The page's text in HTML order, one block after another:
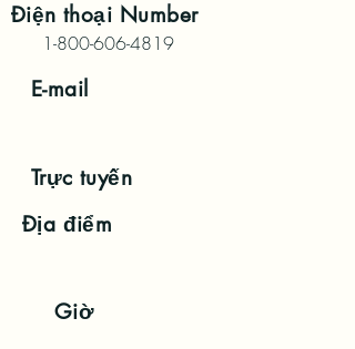
Điện thoại Number
1-800-606-4819
E-mail
Trực tuyến
Địa điểm
Giờ